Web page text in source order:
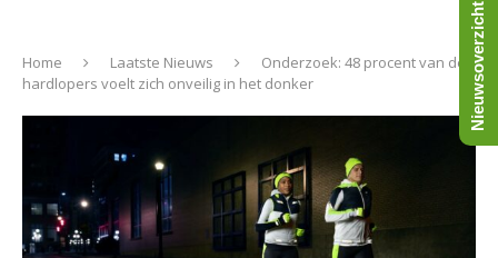
Home Laatste Nieuws
Onderzoek: 48 procent van de
hardlopers voelt zich onveilig in het donker
Nieuwsoverzicht